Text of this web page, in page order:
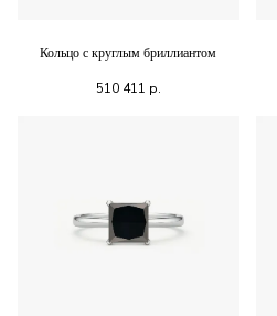
Кольцо с круглым бриллиантом
510 411 р.